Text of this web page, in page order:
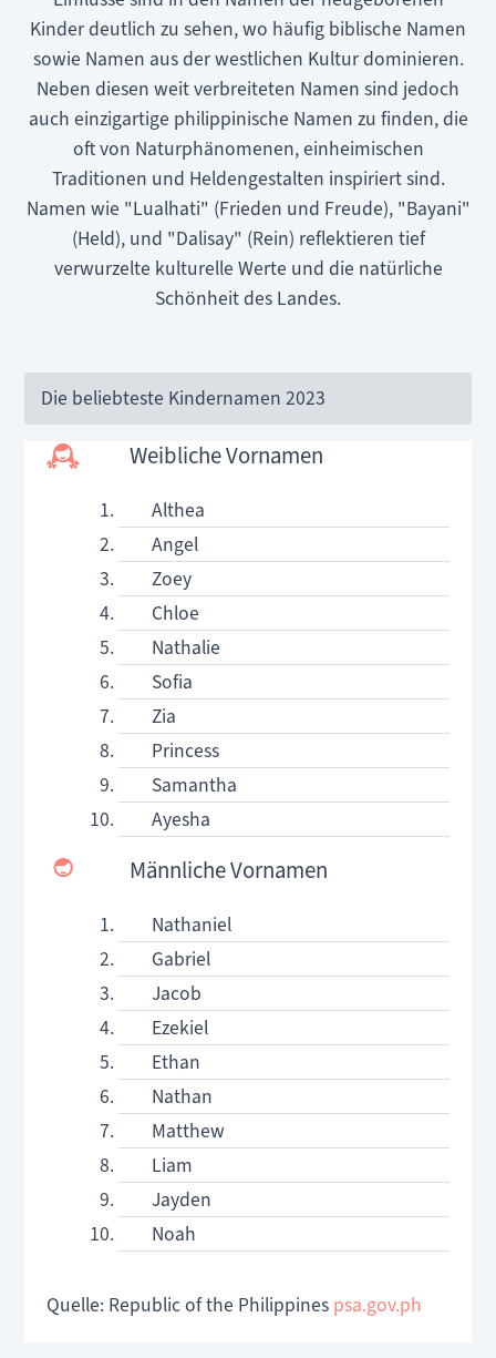
Kinder deutlich zu sehen, wo häufig biblische Namen
sowie Namen aus der westlichen Kultur dominieren.
Neben diesen weit verbreiteten Namen sind jedoch
auch einzigartige philippinische Namen zu finden, die
oft von Naturphänomenen, einheimischen
Traditionen und Heldengestalten inspiriert sind.
Namen wie "Lualhati" (Frieden und Freude), "Bayani"
(Held), und "Dalisay" (Rein) reflektieren tief
verwurzelte kulturelle Werte und die natürliche
Schönheit des Landes.
Die beliebteste Kindernamen 2023
Weibliche Vornamen
Althea
Angel
Zoey
Chloe
Nathalie
Sofia
Zia
Princess
Samantha
Ayesha
Männliche Vornamen
Nathaniel
Gabriel
Jacob
Ezekiel
Ethan
Nathan
Matthew
Liam
Jayden
Noah
Quelle: Republic of the Philippines psa.gov.ph